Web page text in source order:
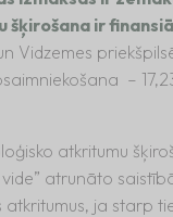
ir
Vidzemes
–
atkritumu
atrunāto
atkritumus, ja starp